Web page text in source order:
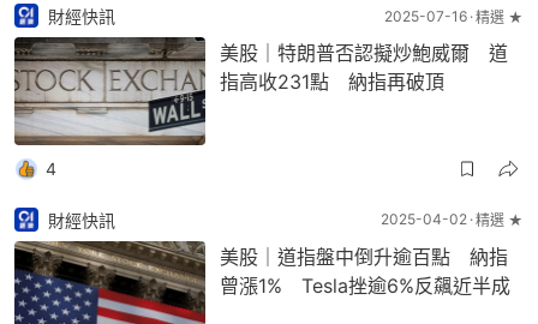
財經快訊 2025-07-16 精選 ★
美股｜特朗普否認擬炒鮑威爾 道
指高收231點 納指再破頂
4
財經快訊 2025-04-02 精選 ★
美股｜道指盤中倒升逾百點 納指
曾漲1% Tesla挫逾6%反飆近半成